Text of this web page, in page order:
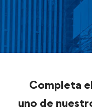
Completa
uno de